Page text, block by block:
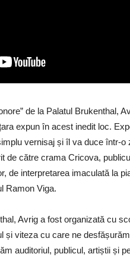
de la Palatul Brukenthal,
expun în acest inedit loc.
vernisaj și îl va duce într-
de către crama Cricova,
de interpretarea imaculată la
Ramon Viga.
Avrig a fost organizată cu
și viteza cu care ne
auditoriul, publicul, artiștii și